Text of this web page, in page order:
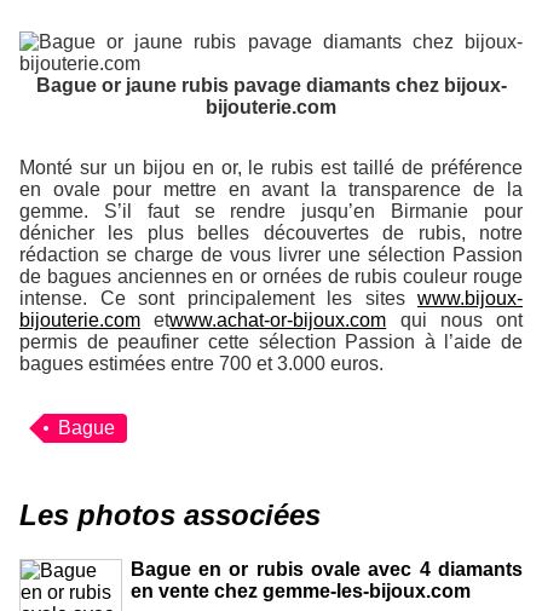
Bague or jaune rubis pavage diamants chez bijoux-
bijouterie.com
Monté sur un bijou en or, le rubis est taillé de préférence
en ovale pour mettre en avant la transparence de la
gemme. S’il faut se rendre jusqu’en Birmanie pour
dénicher les plus belles découvertes de rubis, notre
rédaction se charge de vous livrer une sélection Passion
de bagues anciennes en or ornées de rubis couleur rouge
intense. Ce sont principalement les sites www.bijoux-
bijouterie.com etwww.achat-or-bijoux.com qui nous ont
permis de peaufiner cette sélection Passion à l’aide de
bagues estimées entre 700 et 3.000 euros.
Bague
Les photos associées
Bague en or rubis ovale avec 4 diamants
en vente chez gemme-les-bijoux.com